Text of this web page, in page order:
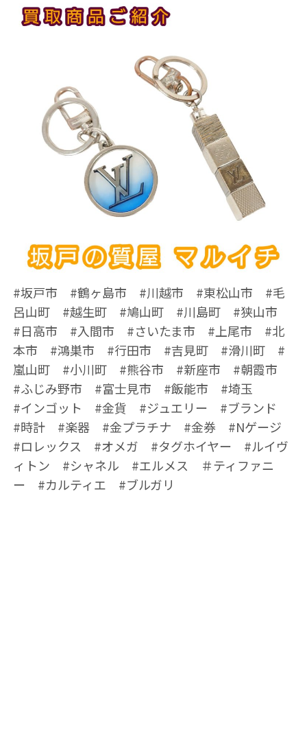
#坂戸市 #鶴ヶ島市 #川越市 #東松山市 #毛
呂山町 #越生町 #鳩山町 #川島町 #狭山市
#日高市 #入間市 #さいたま市 #上尾市 #北
本市 #鴻巣市 #行田市 #吉見町 #滑川町 #
嵐山町 #小川町 #熊谷市 #新座市 #朝霞市
#ふじみ野市 #富士見市 #飯能市 #埼玉
#インゴット #金貨 #ジュエリー #ブランド
#時計 #楽器 #金プラチナ #金券 #Nゲージ
#ロレックス #オメガ #タグホイヤー #ルイヴ
ィトン #シャネル #エルメス ＃ティファニ
ー #カルティエ #ブルガリ